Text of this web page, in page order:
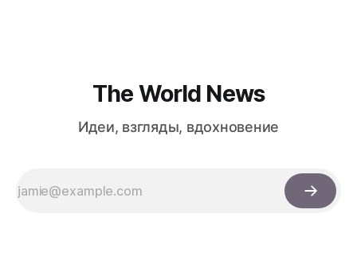
The World News
Идеи, взгляды, вдохновение